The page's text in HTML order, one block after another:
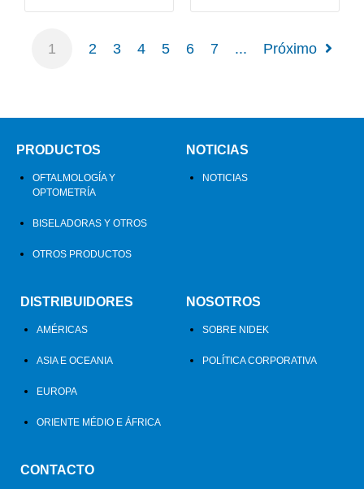
1 2 3 4 5 6 7 ... Próximo
PRODUCTOS
OFTALMOLOGÍA Y
OPTOMETRÍA
BISELADORAS Y OTROS
OTROS PRODUCTOS
NOTICIAS
NOTICIAS
DISTRIBUIDORES
AMÉRICAS
ASIA E OCEANIA
EUROPA
ORIENTE MÉDIO E ÁFRICA
NOSOTROS
SOBRE NIDEK
POLÍTICA CORPORATIVA
CONTACTO